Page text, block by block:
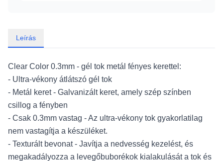
Leírás
Clear Color 0.3mm - gél tok metál fényes kerettel:
- Ultra-vékony átlátszó gél tok
- Metál keret - Galvanizált keret, amely szép színben
csillog a fényben
- Csak 0.3mm vastag - Az ultra-vékony tok gyakorlatilag
nem vastagítja a készüléket.
- Texturált bevonat - Javítja a nedvesség kezelést, és
megakadályozza a levegőbuborékok kialakulását a tok és